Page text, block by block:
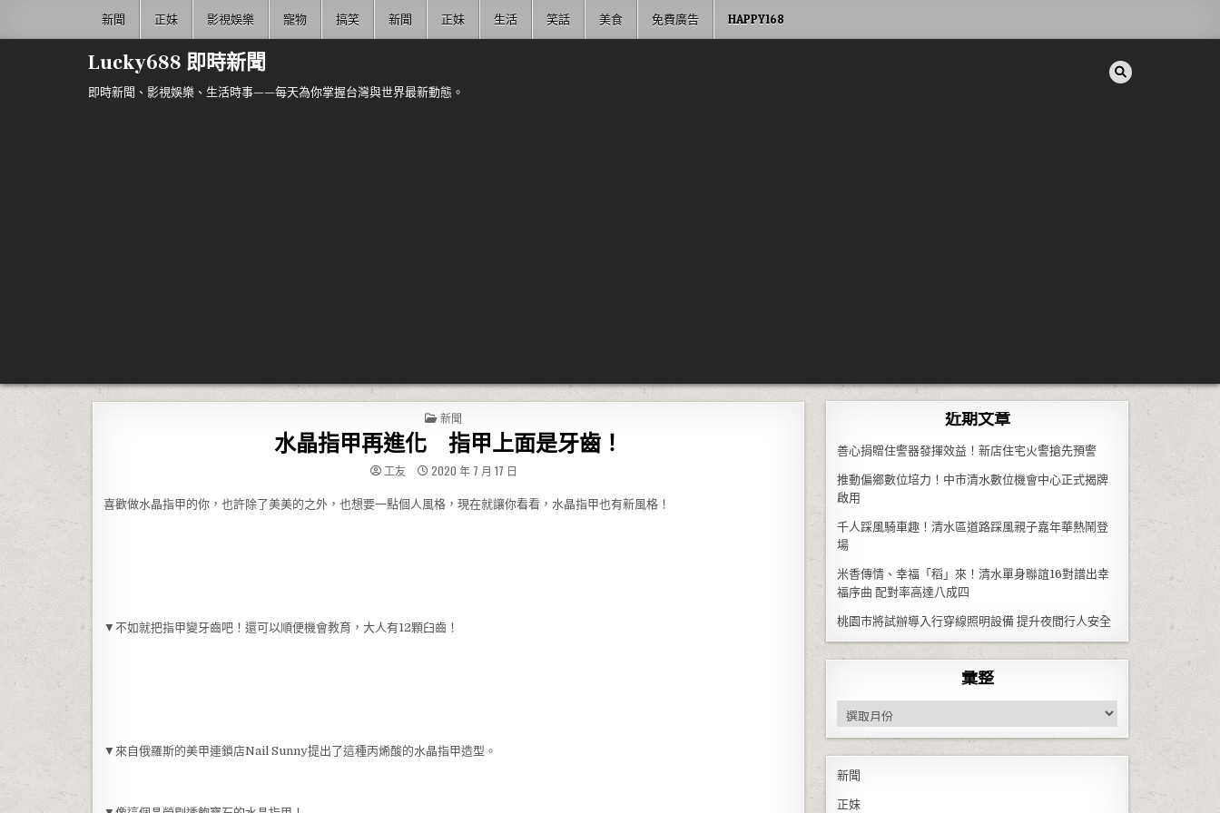
新聞 正妹 影視娛樂 寵物 搞笑 新聞 正妹 生活 笑話 美食 免費廣告 HAPPY168
Lucky688 即時新聞
即時新聞、影視娛樂、生活時事——每天為你掌握台灣與世界最新動態。
POSTED IN
新聞
水晶指甲再進化 指甲上面是牙齒！
工友 2020 年 7 月 17 日
喜歡做水晶指甲的你，也許除了美美的之外，也想要一點個人風格，現在就讓你看看，水晶指甲也有新風格！
▼不如就把指甲變牙齒吧！還可以順便機會教育，大人有12顆臼齒！
▼來自俄羅斯的美甲連鎖店Nail Sunny提出了這種丙烯酸的水晶指甲造型。
近期文章
善心捐贈住警器發揮效益！新店住宅火警搶先預警
推動偏鄉數位培力！中市清水數位機會中心正式揭牌
啟用
千人踩風騎車趣！清水區道路踩風親子嘉年華熱鬧登
場
米香傳情、幸福「稻」來！清水單身聯誼16對譜出幸
福序曲 配對率高達八成四
桃園市將試辦導入行穿線照明設備 提升夜間行人安全
彙整
彙整
新聞
正妹